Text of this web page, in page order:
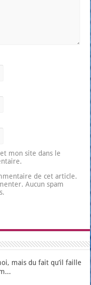
mon site dans le
de cet article.
Aucun spam
mais du fait qu’il faille